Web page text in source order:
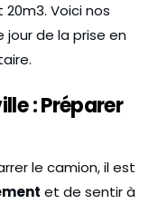
Voici nos
jour de la prise en
: Préparer
le camion, il est
et de sentir à